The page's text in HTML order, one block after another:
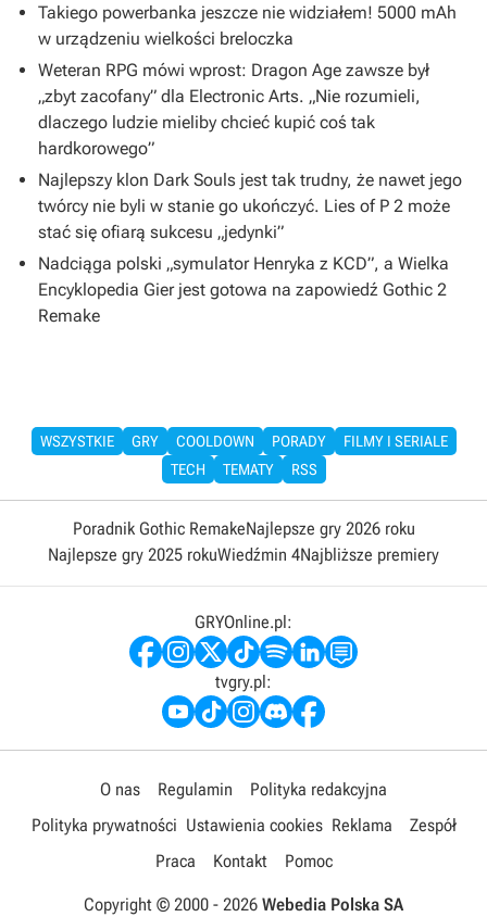
Takiego powerbanka jeszcze nie widziałem! 5000 mAh
w urządzeniu wielkości breloczka
Weteran RPG mówi wprost: Dragon Age zawsze był
„zbyt zacofany” dla Electronic Arts. „Nie rozumieli,
dlaczego ludzie mieliby chcieć kupić coś tak
hardkorowego”
Najlepszy klon Dark Souls jest tak trudny, że nawet jego
twórcy nie byli w stanie go ukończyć. Lies of P 2 może
stać się ofiarą sukcesu „jedynki”
Nadciąga polski „symulator Henryka z KCD”, a Wielka
Encyklopedia Gier jest gotowa na zapowiedź Gothic 2
Remake
WSZYSTKIE GRY COOLDOWN PORADY
FILMY I SERIALE
TECH
TEMATY RSS
Poradnik Gothic RemakeNajlepsze gry 2026 roku
Najlepsze gry 2025 rokuWiedźmin 4Najbliższe premiery
GRYOnline.pl:
tvgry.pl:
O nas Regulamin
Polityka redakcyjna
Polityka prywatności Ustawienia cookies Reklama
Zespół
Praca
Kontakt Pomoc
Copyright © 2000 - 2026 Webedia Polska SA